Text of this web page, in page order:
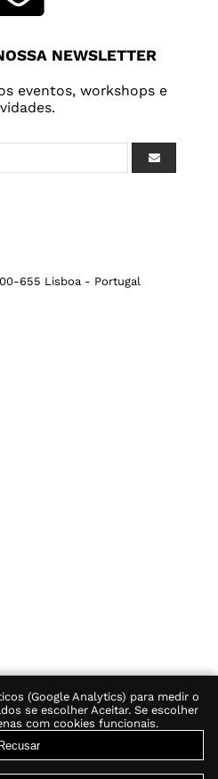
(Google Analytics) para medir o
se escolher Aceitar. Se escolher
com cookies funcionais.
NEWSLETTER
eventos, workshops e
655 Lisboa - Portugal
nos Nervos, Lda.